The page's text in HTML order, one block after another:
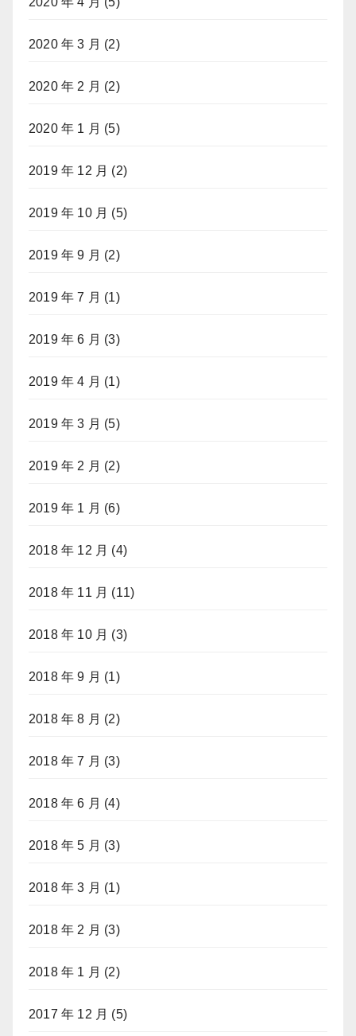
2020 年 3 月 (2)
2020 年 2 月 (2)
2020 年 1 月 (5)
2019 年 12 月 (2)
2019 年 10 月 (5)
2019 年 9 月 (2)
2019 年 7 月 (1)
2019 年 6 月 (3)
2019 年 4 月 (1)
2019 年 3 月 (5)
2019 年 2 月 (2)
2019 年 1 月 (6)
2018 年 12 月 (4)
2018 年 11 月 (11)
2018 年 10 月 (3)
2018 年 9 月 (1)
2018 年 8 月 (2)
2018 年 7 月 (3)
2018 年 6 月 (4)
2018 年 5 月 (3)
2018 年 3 月 (1)
2018 年 2 月 (3)
2018 年 1 月 (2)
2017 年 12 月 (5)